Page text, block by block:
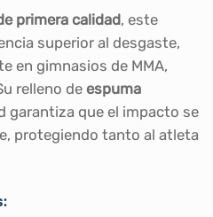
primera calidad, este
superior al desgaste,
en gimnasios de MMA,
relleno de espuma
garantiza que el impacto se
protegiendo tanto al atleta